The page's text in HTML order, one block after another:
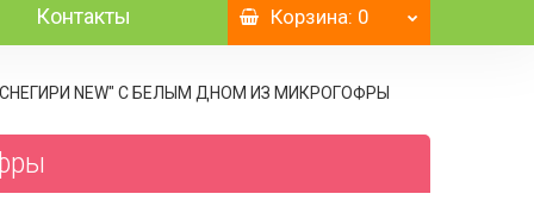
Контакты Корзина: 0
NEW" C БЕЛЫМ ДНОМ ИЗ МИКРОГОФРЫ